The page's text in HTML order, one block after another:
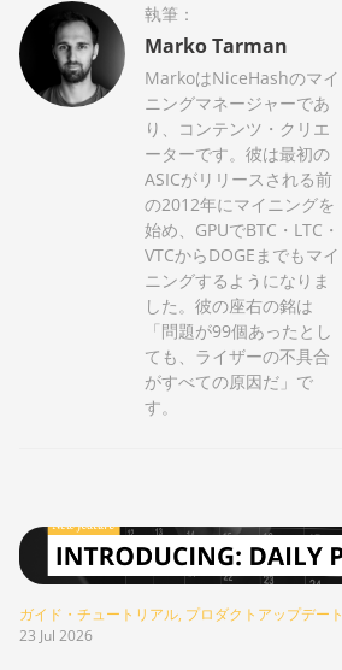
NEXAPOW
ALEPHIUM
FISHHASH
執筆：
Marko Tarman
MarkoはNiceHashのマイ
ニングマネージャーであ
り、コンテンツ・クリエ
ーターです。彼は最初の
ASICがリリースされる前
の2012年にマイニングを
始め、GPUでBTC・LTC・
VTCからDOGEまでもマイ
ニングするようになりま
した。彼の座右の銘は
「問題が99個あったとし
ても、ライザーの不具合
がすべての原因だ」で
す。
ガイド・チュートリアル, プロダクトアップデート
23 Jul 2026